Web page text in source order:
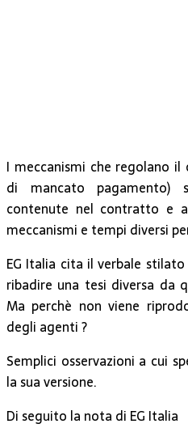
I meccanismi che regolano
di mancato pagamento)
contenute nel contratto e
meccanismi e tempi diversi
EG Italia cita il verbale
ribadire una tesi diversa da
Ma perchè non viene
degli agenti ?
Semplici osservazioni a cui
la sua versione.
Di seguito la nota di EG Italia